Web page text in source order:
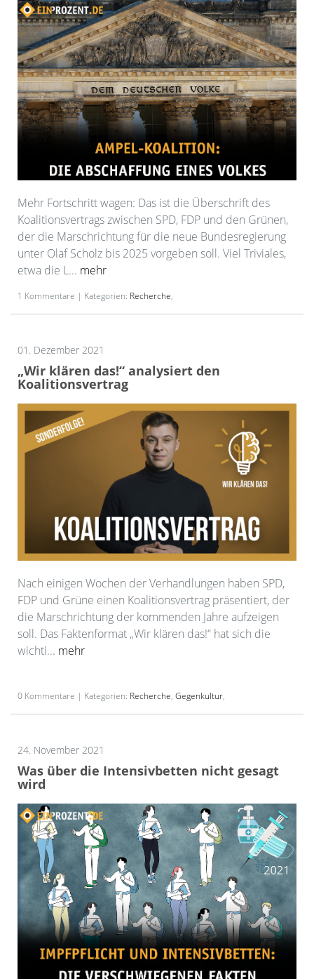
Mehr Fortschritt wagen: Das ist die Überschrift des
Koalitionsvertrags zwischen SPD, FDP und den Grünen,
der die Marschrichtung für die neue Bundesregierung
unter Olaf Scholz bis 2025 vorgeben soll. Viel Triviales,
etwa die L... mehr
1 Kommentare | Kategorien: Recherche,
01. Dezember 2021
„Wir klären das!“ analysiert den
Koalitionsvertrag
Nach einigen Wochen der Verhandlungen haben SPD,
FDP und Grüne einen Koalitionsvertrag präsentiert, der
die Marschrichtung der kommenden Jahre aufzeigen
soll. Das Faktenformat „Wir klären das!“ hat sich die
wichti... mehr
0 Kommentare | Kategorien: Recherche, Gegenkultur,
24. November 2021
Was über die Intensivbetten nicht gesagt
wird